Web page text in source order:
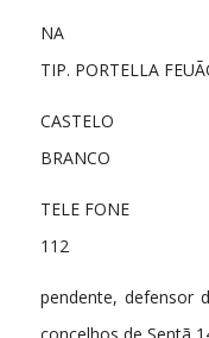
NA
TIP. PORTELLA
CASTELO
BRANCO
TELE FONE
112
pendente, defensor